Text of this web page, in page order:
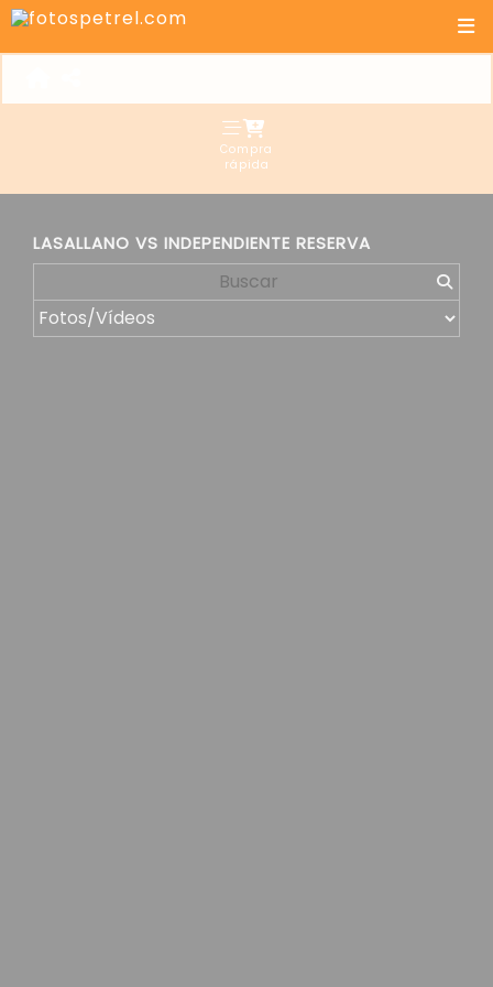
Compra
rápida
LASALLANO VS INDEPENDIENTE RESERVA